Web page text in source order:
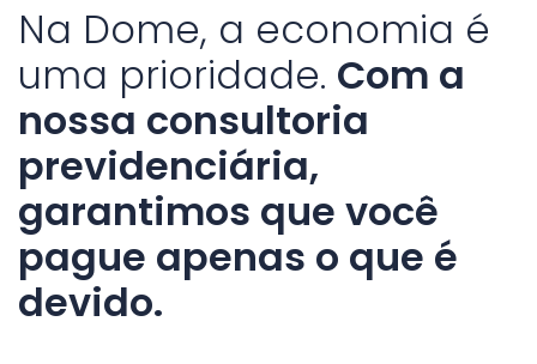
Na Dome, a economia é
uma prioridade. Com a
nossa consultoria
previdenciária,
garantimos que você
pague apenas o que é
devido.